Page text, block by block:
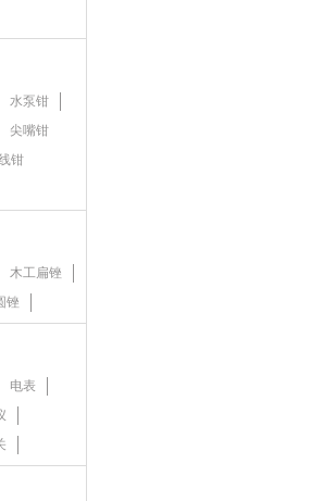
水泵钳
尖嘴钳
钳
木工扁锉
锉
电表